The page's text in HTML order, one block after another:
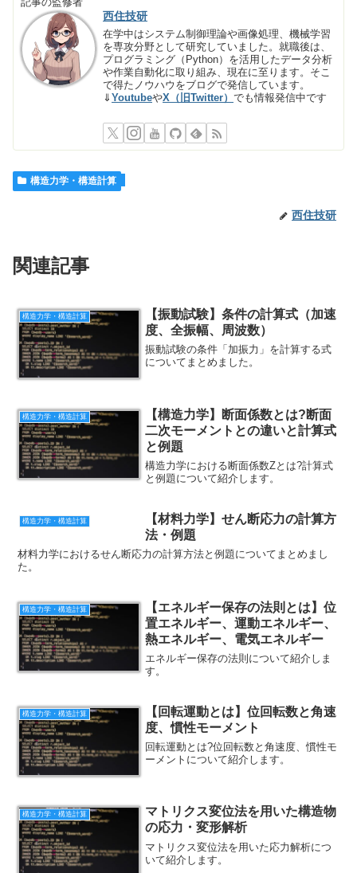
記事の監修者
西住技研
在学中はシステム制御理論や画像処理、機械学習
を専攻分野として研究していました。就職後は、
プログラミング（Python）を活用したデータ分析
や作業自動化に取り組み、現在に至ります。そこ
で得たノウハウをブログで発信しています。
⇓YoutubeやX（旧Twitter）でも情報発信中です
構造力学・構造計算
西住技研
関連記事
構造力学・構造計算
【振動試験】条件の計算式（加速
度、全振幅、周波数）
振動試験の条件「加振力」を計算する式
についてまとめました。
構造力学・構造計算
【構造力学】断面係数とは?断面
二次モーメントとの違いと計算式
と例題
構造力学における断面係数Zとは?計算式
と例題について紹介します。
構造力学・構造計算
【材料力学】せん断応力の計算方
法・例題
材料力学におけるせん断応力の計算方法と例題についてまとめまし
た。
構造力学・構造計算
【エネルギー保存の法則とは】位
置エネルギー、運動エネルギー、
熱エネルギー、電気エネルギー
エネルギー保存の法則について紹介しま
す。
構造力学・構造計算
【回転運動とは】位回転数と角速
度、慣性モーメント
回転運動とは?位回転数と角速度、慣性モ
ーメントについて紹介します。
構造力学・構造計算
マトリクス変位法を用いた構造物
の応力・変形解析
マトリクス変位法を用いた応力解析につ
いて紹介します。